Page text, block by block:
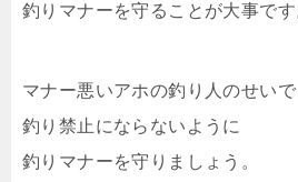
釣りマナーを守ることが大事です
マナー悪いアホの釣り人のせいで
釣り禁止にならないように
釣りマナーを守りましょう。